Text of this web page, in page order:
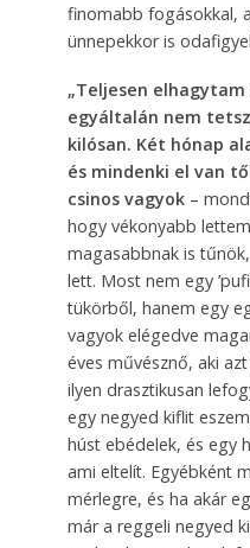
finomabb fogásokkal,
ünnepekkor is
„Teljesen
egyáltalán nem
kilósan. Két hónap
és mindenki el van
csinos vagyok–
hogy vékonyabb
magasabbnak is
lett. Most nem egy
tükörből, hanem egy
vagyok elégedve
éves művésznő, aki
ilyen drasztikusan
egy negyed kiflit
húst ebédelek, és egy
ami eltelít. Egyébként
mérlegre, és ha akár
már a reggeli negyed